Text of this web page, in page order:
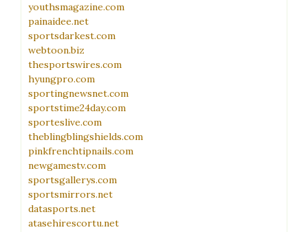
youthsmagazine.com
painaidee.net
sportsdarkest.com
webtoon.biz
thesportswires.com
hyungpro.com
sportingnewsnet.com
sportstime24day.com
sporteslive.com
theblingblingshields.com
pinkfrenchtipnails.com
newgamestv.com
sportsgallerys.com
sportsmirrors.net
datasports.net
atasehirescortu.net